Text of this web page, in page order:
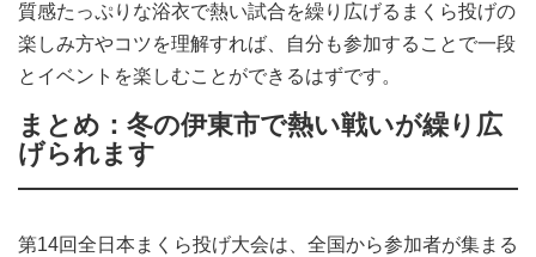
質感たっぷりな浴衣で熱い試合を繰り広げるまくら投げの
楽しみ方やコツを理解すれば、自分も参加することで一段
とイベントを楽しむことができるはずです。
まとめ：冬の伊東市で熱い戦いが繰り広
げられます
第14回全日本まくら投げ大会は、全国から参加者が集まる